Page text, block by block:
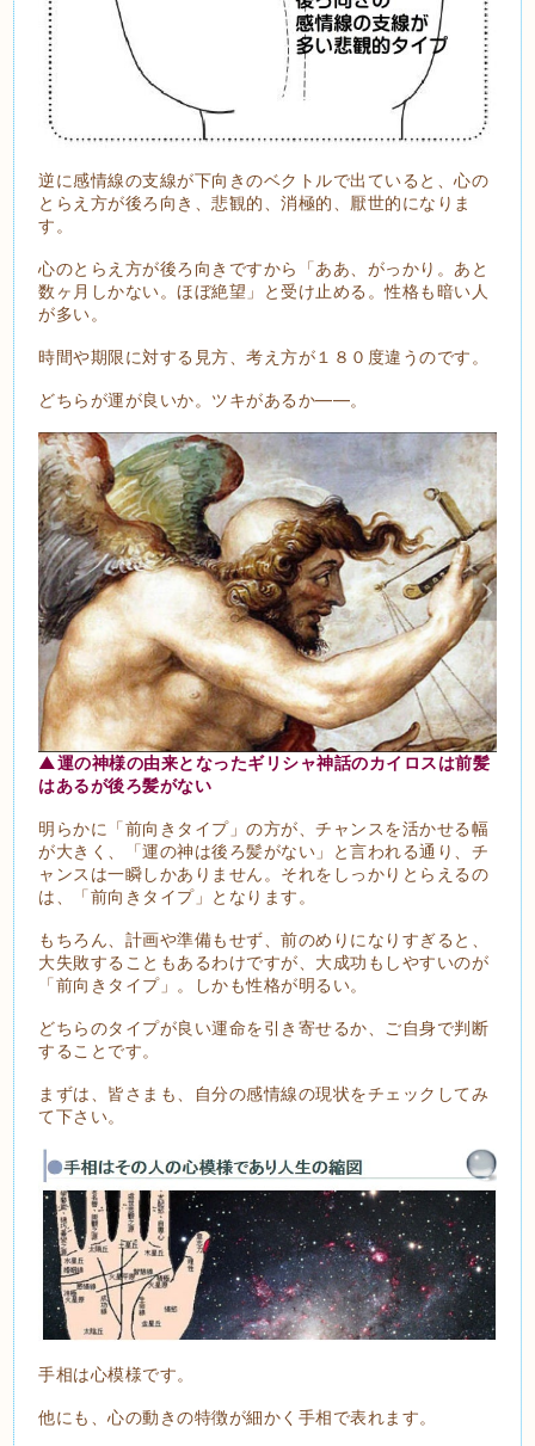
逆に感情線の支線が下向きのベクトルで出ていると、心の
とらえ方が後ろ向き、悲観的、消極的、厭世的になりま
す。
心のとらえ方が後ろ向きですから「ああ、がっかり。あと
数ヶ月しかない。ほぼ絶望」と受け止める。性格も暗い人
が多い。
時間や期限に対する見方、考え方が１８０度違うのです。
どちらが運が良いか。ツキがあるか――。
▲運の神様の由来となったギリシャ神話のカイロスは前髪
はあるが後ろ髪がない
明らかに「前向きタイプ」の方が、チャンスを活かせる幅
が大きく、「運の神は後ろ髪がない」と言われる通り、チ
ャンスは一瞬しかありません。それをしっかりとらえるの
は、「前向きタイプ」となります。
もちろん、計画や準備もせず、前のめりになりすぎると、
大失敗することもあるわけですが、大成功もしやすいのが
「前向きタイプ」。しかも性格が明るい。
どちらのタイプが良い運命を引き寄せるか、ご自身で判断
することです。
まずは、皆さまも、自分の感情線の現状をチェックしてみ
て下さい。
手相は心模様です。
他にも、心の動きの特徴が細かく手相で表れます。